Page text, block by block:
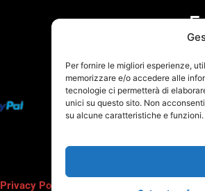
Per fornire le migliori esperienze,
memorizzare e/o accedere alle
tecnologie ci permetterà di
unici su questo sito. Non
su alcune caratteristiche e funzioni.
e
Privacy Policy